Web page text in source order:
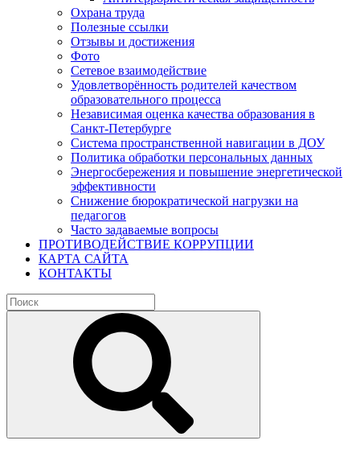
Охрана труда
Полезные ссылки
Отзывы и достижения
Фото
Сетевое взаимодействие
Удовлетворённость родителей качеством
образовательного процесса
Независимая оценка качества образования в
Санкт-Петербурге
Система пространственной навигации в ДОУ
Политика обработки персональных данных
Энергосбережения и повышение энергетической
эффективности
Снижение бюрократической нагрузки на
педагогов
Часто задаваемые вопросы
ПРОТИВОДЕЙСТВИЕ КОРРУПЦИИ
КАРТА САЙТА
КОНТАКТЫ